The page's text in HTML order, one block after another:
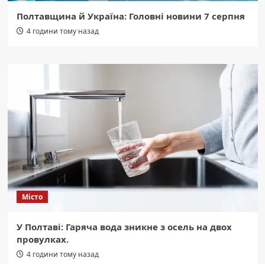
Полтавщина й Україна: Головні новини 7 серпня
4 години тому назад
Місто
У Полтаві: Гаряча вода зникне з осель на двох
провулках.
4 години тому назад